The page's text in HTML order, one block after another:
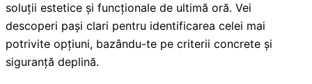
soluții estetice și funcționale de ultimă oră. Vei
descoperi pași clari pentru identificarea celei mai
potrivite opțiuni, bazându-te pe criterii concrete și
siguranță deplină.